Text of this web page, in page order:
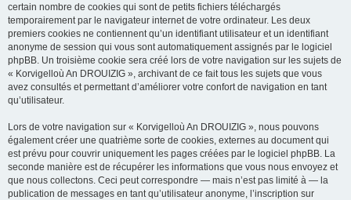
certain nombre de cookies qui sont de petits fichiers téléchargés
temporairement par le navigateur internet de votre ordinateur. Les deux
premiers cookies ne contiennent qu’un identifiant utilisateur et un identifiant
anonyme de session qui vous sont automatiquement assignés par le logiciel
phpBB. Un troisième cookie sera créé lors de votre navigation sur les sujets de
« Korvigelloù An DROUIZIG », archivant de ce fait tous les sujets que vous
avez consultés et permettant d’améliorer votre confort de navigation en tant
qu’utilisateur.
Lors de votre navigation sur « Korvigelloù An DROUIZIG », nous pouvons
également créer une quatrième sorte de cookies, externes au document qui
est prévu pour couvrir uniquement les pages créées par le logiciel phpBB. La
seconde manière est de récupérer les informations que vous nous envoyez et
que nous collectons. Ceci peut correspondre — mais n’est pas limité à — la
publication de messages en tant qu’utilisateur anonyme, l’inscription sur